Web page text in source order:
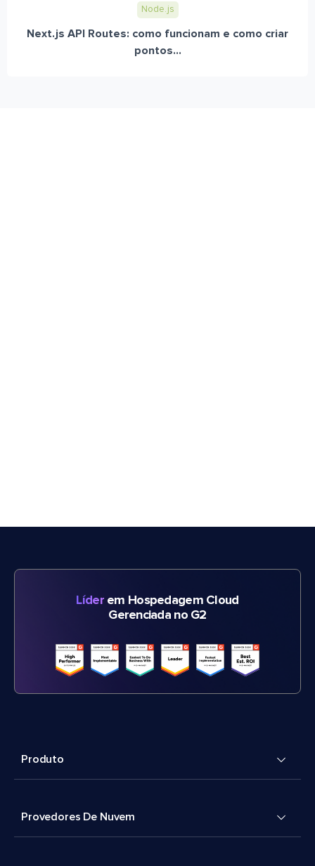
Node.js
Next.js API Routes: como funcionam e como criar
pontos...
Líderem Hospedagem Cloud
Gerenciada no G2
Produto
Provedores De Nuvem